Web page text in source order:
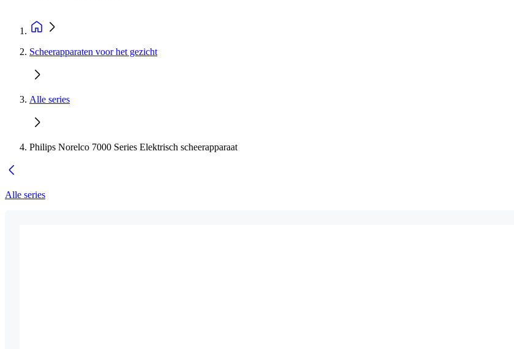
Scheerapparaten voor het gezicht
Alle series
Philips Norelco 7000 Series Elektrisch scheerapparaat
Alle series